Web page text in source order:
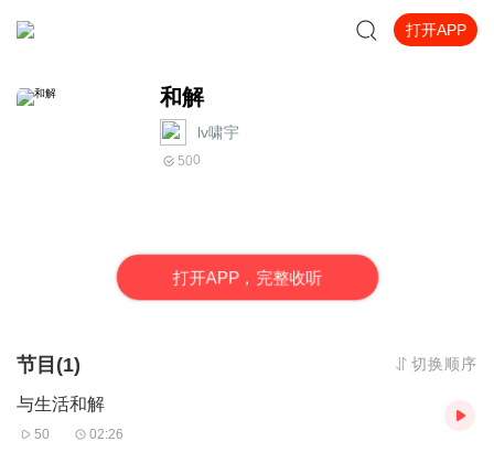
打开APP
和解
lv啸宇
500
打开APP，完整收听
节目(1) 切换顺序
与生活和解
50 02:26